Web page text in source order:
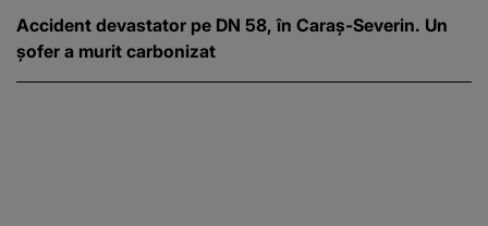
Accident devastator pe DN 58, în Caraș-Severin. Un
șofer a murit carbonizat